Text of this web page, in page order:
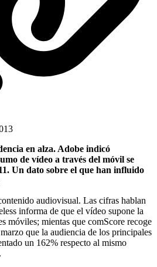
en alza. Adobe indicó
de vídeo a través del móvil se
Un dato sobre el que han influido
audiovisual. Las cifras hablan
informa de que el vídeo supone la
móviles; mientas que comScore recoge
que la audiencia de los principales
un 162% respecto al mismo